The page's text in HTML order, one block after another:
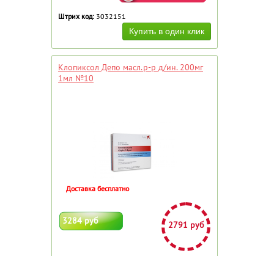
Штрих код: 3032151
Клопиксол Депо масл.р-р д/ин. 200мг
1мл №10
3284 руб 2791 руб
Доставка бесплатно